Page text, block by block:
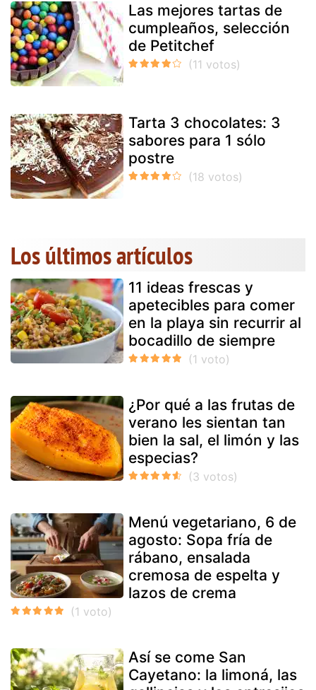
Las mejores tartas de
cumpleaños, selección
de Petitchef
Tarta 3 chocolates: 3
sabores para 1 sólo
postre
Los últimos artículos
11 ideas frescas y
apetecibles para comer
en la playa sin recurrir al
bocadillo de siempre
¿Por qué a las frutas de
verano les sientan tan
bien la sal, el limón y las
especias?
Menú vegetariano, 6 de
agosto: Sopa fría de
rábano, ensalada
cremosa de espelta y
lazos de crema
Así se come San
Cayetano: la limoná, las